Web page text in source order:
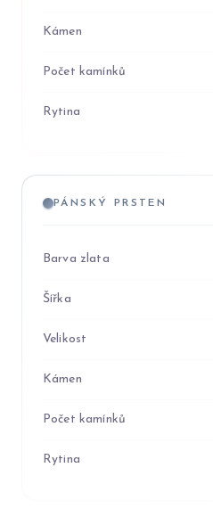
Kámen
Počet kamínků
Rytina
PÁNSKÝ PRSTEN
Barva zlata
Šířka
Velikost
Kámen
Počet kamínků
Rytina